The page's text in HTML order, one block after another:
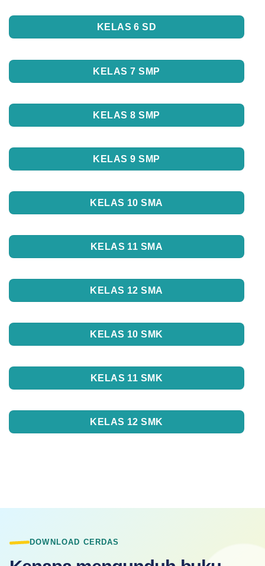
KELAS 6 SD
KELAS 7 SMP
KELAS 8 SMP
KELAS 9 SMP
KELAS 10 SMA
KELAS 11 SMA
KELAS 12 SMA
KELAS 10 SMK
KELAS 11 SMK
KELAS 12 SMK
DOWNLOAD CERDAS